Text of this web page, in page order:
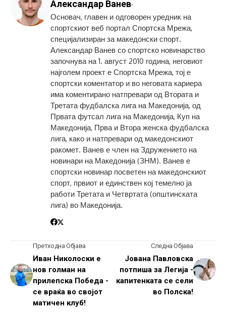
Александар Ванев-
Основач, главен и одговорен уредник на
спортскиот веб портал Спортска Мрежа,
специјализиран за македонски спорт.
Александар Ванев со спортско новинарство
започнува на 1. август 2010 година, неговиот
најголем проект е Спортска Мрежа, тој е
спортски коментатор и во неговата кариера
има коментирано натпревари од Втората и
Третата фудбалска лига на Македонија, од
Првата футсал лига на Македонија, Куп на
Македонија, Прва и Втора женска фудбалска
лига, како и натпревари од македонскиот
ракомет. Ванев е член на Здружението на
новинари на Македонија (ЗНМ). Ванев е
спортски новинар посветен на македонскиот
спорт, првиот и единствен кој темелно ја
работи Третата и Четвртата (општинската
лига) во Македонија.
Претходна Објава
Иван Николоски е
нов голман на
прилепска Победа -
се враќа во својот
матичен клуб!
Следна Објава
Јована Павловска
потпиша за Легија -
капитенката се сели
во Полска!